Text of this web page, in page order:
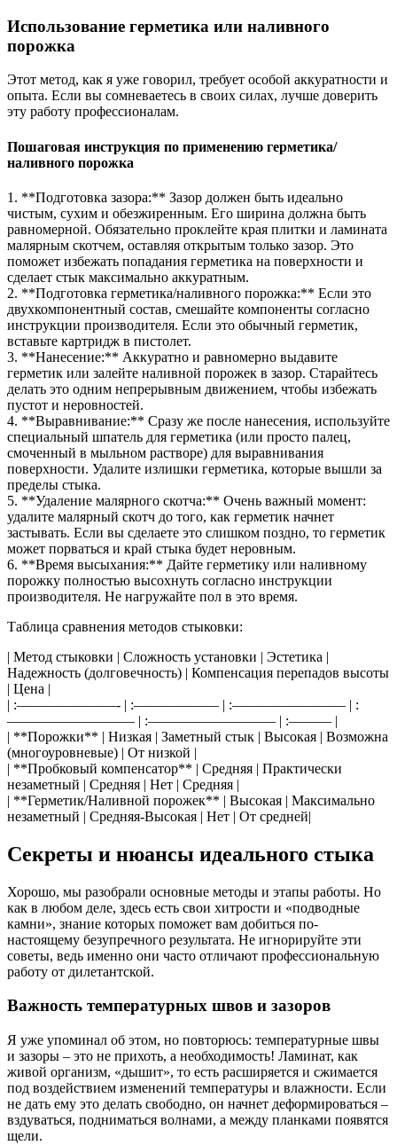
Использование герметика или наливного
порожка
Этот метод, как я уже говорил, требует особой аккуратности и
опыта. Если вы сомневаетесь в своих силах, лучше доверить
эту работу профессионалам.
Пошаговая инструкция по применению герметика/
наливного порожка
1. **Подготовка зазора:** Зазор должен быть идеально
чистым, сухим и обезжиренным. Его ширина должна быть
равномерной. Обязательно проклейте края плитки и ламината
малярным скотчем, оставляя открытым только зазор. Это
поможет избежать попадания герметика на поверхности и
сделает стык максимально аккуратным.
2. **Подготовка герметика/наливного порожка:** Если это
двухкомпонентный состав, смешайте компоненты согласно
инструкции производителя. Если это обычный герметик,
вставьте картридж в пистолет.
3. **Нанесение:** Аккуратно и равномерно выдавите
герметик или залейте наливной порожек в зазор. Старайтесь
делать это одним непрерывным движением, чтобы избежать
пустот и неровностей.
4. **Выравнивание:** Сразу же после нанесения, используйте
специальный шпатель для герметика (или просто палец,
смоченный в мыльном растворе) для выравнивания
поверхности. Удалите излишки герметика, которые вышли за
пределы стыка.
5. **Удаление малярного скотча:** Очень важный момент:
удалите малярный скотч до того, как герметик начнет
застывать. Если вы сделаете это слишком поздно, то герметик
может порваться и край стыка будет неровным.
6. **Время высыхания:** Дайте герметику или наливному
порожку полностью высохнуть согласно инструкции
производителя. Не нагружайте пол в это время.
Таблица сравнения методов стыковки:
| Метод стыковки | Сложность установки | Эстетика |
Надежность (долговечность) | Компенсация перепадов высоты
| Цена |
| :———————- | :—————— | :———————— | :
————————— | :————————— | :——— |
| **Порожки** | Низкая | Заметный стык | Высокая | Возможна
(многоуровневые) | От низкой |
| **Пробковый компенсатор** | Средняя | Практически
незаметный | Средняя | Нет | Средняя |
| **Герметик/Наливной порожек** | Высокая | Максимально
незаметный | Средняя-Высокая | Нет | От средней|
Секреты и нюансы идеального стыка
Хорошо, мы разобрали основные методы и этапы работы. Но
как в любом деле, здесь есть свои хитрости и «подводные
камни», знание которых поможет вам добиться по-
настоящему безупречного результата. Не игнорируйте эти
советы, ведь именно они часто отличают профессиональную
работу от дилетантской.
Важность температурных швов и зазоров
Я уже упоминал об этом, но повторюсь: температурные швы
и зазоры – это не прихоть, а необходимость! Ламинат, как
живой организм, «дышит», то есть расширяется и сжимается
под воздействием изменений температуры и влажности. Если
не дать ему это делать свободно, он начнет деформироваться –
вздуваться, подниматься волнами, а между планками появятся
щели.